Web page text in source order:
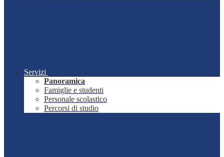
Servizi
Panoramica
Famiglie e studenti
Personale scolastico
Percorsi di studio